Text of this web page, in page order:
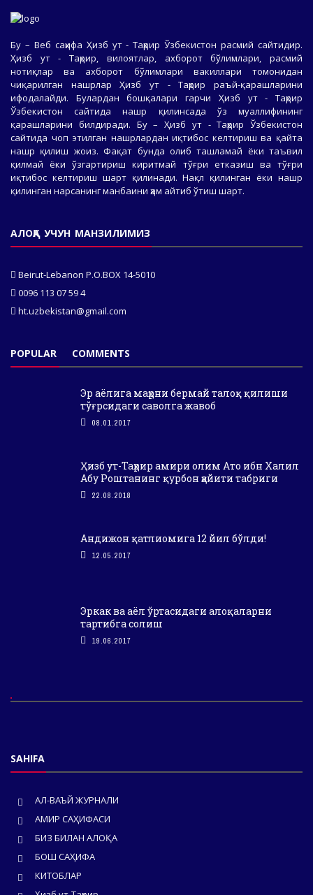
Бу – Веб саҳифа Ҳизб ут - Таҳрир Ўзбекистон расмий сайтидир.
Ҳизб ут - Таҳрир, вилоятлар, ахборот бўлимлари, расмий
нотиқлар ва ахборот бўлимлари вакиллари томонидан
чиқарилган нашрлар Ҳизб ут - Таҳрир раъй-қарашларини
ифодалайди. Булардан бошқалари гарчи Ҳизб ут - Таҳрир
Ўзбекистон сайтида нашр қилинсада ўз муаллифининг
қарашларини билдиради. Бу – Ҳизб ут - Таҳрир Ўзбекистон
сайтида чоп этилган нашрлардан иқтибос келтириш ва қайта
нашр қилиш жоиз. Фақат бунда олиб ташламай ёки таъвил
қилмай ёки ўзгартириш киритмай тўғри етказиш ва тўғри
иқтибос келтириш шарт қилинади. Нақл қилинган ёки нашр
қилинган нарсанинг манбаини ҳам айтиб ўтиш шарт.
АЛОҚА УЧУН МАНЗИЛИМИЗ
Beirut-Lebanon P.O.BOX 14-5010
0096 113 07 59 4
ht.uzbekistan@gmail.com
POPULAR COMMENTS
Эр аёлига маҳрни бермай талоқ қилиши
тўғрсидаги саволга жавоб
08.01.2017
Ҳизб ут-Таҳрир амири олим Ато ибн Халил
Абу Роштанинг қурбон ҳайити табриги
22.08.2018
Андижон қатлиомига 12 йил бўлди!
12.05.2017
Эркак ва аёл ўртасидаги алоқаларни
тартибга солиш
19.06.2017
SAHIFA
АЛ-ВАЪЙ ЖУРНАЛИ
АМИР САҲИФАСИ
БИЗ БИЛАН АЛОҚА
БОШ САҲИФА
КИТОБЛАР